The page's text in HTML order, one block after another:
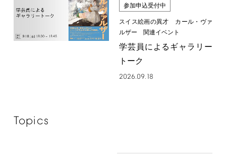
参加申込受付中
スイス絵画の異才 カール・ヴァ
ルザー 関連イベント
学芸員によるギャラリー
トーク
2026.09.18
Topics